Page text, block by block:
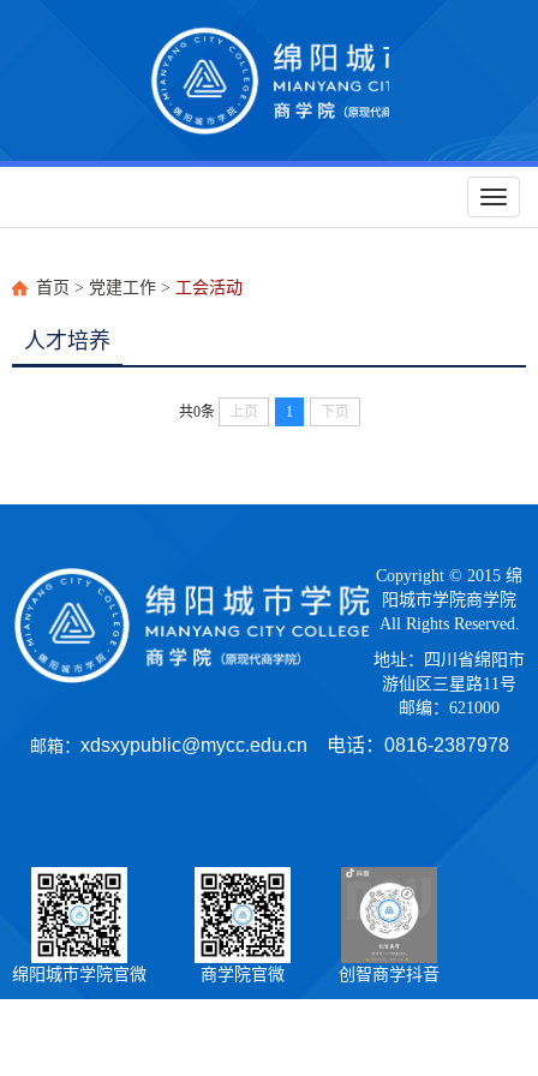
Toggle
首页 > 党建工作 > 工会活动
人才培养
共0条 上页 1 下页
Copyright © 2015 绵
阳城市学院商学院
All Rights Reserved.
地址：四川省绵阳市
游仙区三星路11号
邮编：621000
邮箱： xdsxypublic@mycc.edu.cn 电话： 0816-2387978
绵阳城市学院官微 商学院官微 创智商学抖音